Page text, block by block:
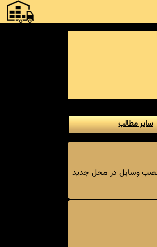
سایر مطالب
نصب وسایل در محل جدید